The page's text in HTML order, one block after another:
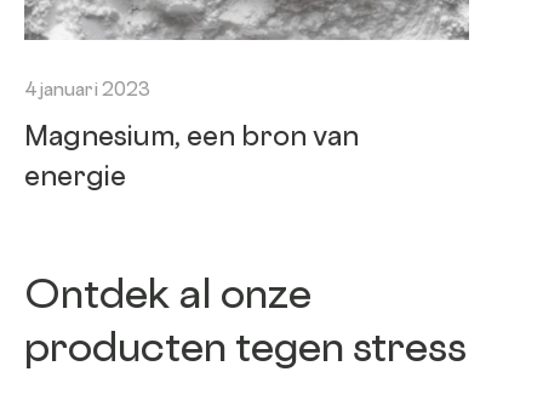
4 januari 2023
Magnesium, een bron van
energie
Ontdek al onze
producten tegen stress